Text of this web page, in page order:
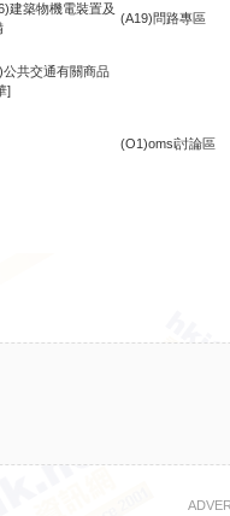
建築物機電裝置及
(A19)問路專區
公共交通有關商品
]
(O1)omsi討論區